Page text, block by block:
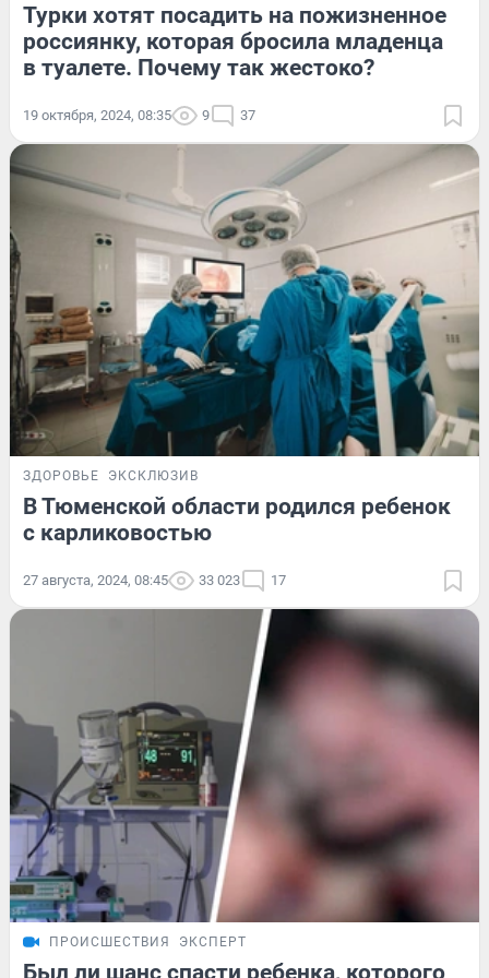
Турки хотят посадить на пожизненное
россиянку, которая бросила младенца
в туалете. Почему так жестоко?
19 октября, 2024, 08:35 9 37
ЗДОРОВЬЕ ЭКСКЛЮЗИВ
В Тюменской области родился ребенок
с карликовостью
27 августа, 2024, 08:45 33 023 17
ПРОИСШЕСТВИЯ ЭКСПЕРТ
Был ли шанс спасти ребенка, которого